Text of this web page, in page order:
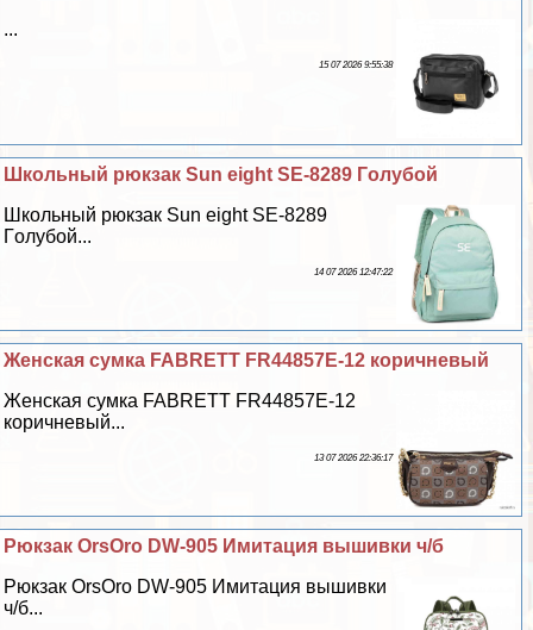
...
15 07 2026 9:55:38
Школьный рюкзак Sun eight SE-8289 Гoлyбой
Школьный рюкзак Sun eight SE-8289
Гoлyбой...
14 07 2026 12:47:22
Женская сумка FABRETT FR44857E-12 коричневый
Женская сумка FABRETT FR44857E-12
коричневый...
13 07 2026 22:36:17
Рюкзак OrsOro DW-905 Имитация вышивки ч/б
Рюкзак OrsOro DW-905 Имитация вышивки
ч/б...